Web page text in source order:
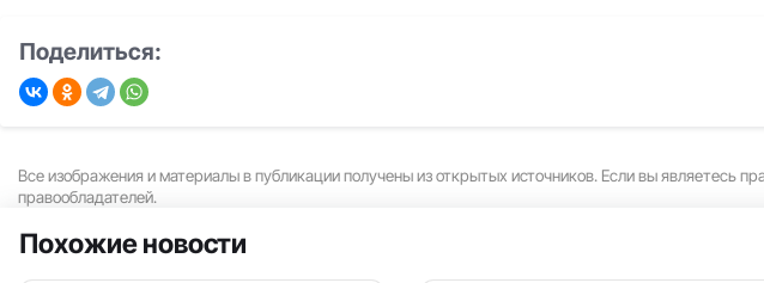
Поделиться:
Все изображения и материалы в публикации получены из открытых источников. Если вы являетесь
правообладателей.
Похожие новости